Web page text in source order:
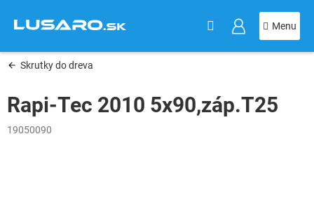
obsah
Skrutky do dreva
Rapi-Tec 2010 5x90,záp.T25
19050090